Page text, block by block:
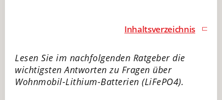
Inhaltsverzeichnis
Lesen Sie im nachfolgenden Ratgeber die
wichtigsten Antworten zu Fragen über
Wohnmobil-Lithium-Batterien (LiFePO4).